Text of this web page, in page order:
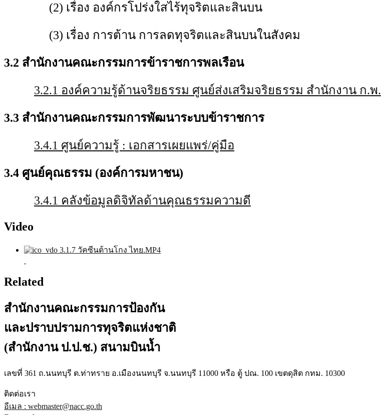
(2) เรื่อง องค์กรโปร่งใสไร้ทุจริตและสินบน
(3) เรื่อง การต้าน การลดทุจริตและสินบนในสังคม
3.2 สำนักงานคณะกรรมการข้าราชการพลเรือน
3.2.1 องค์ความรู้ด้านจริยธรรม ศูนย์ส่งเสริมจริยธรรม สำนักงาน ก.พ.
3.3 สำนักงานคณะกรรมการพัฒนาระบบข้าราชการ
3.4.1 ศูนย์ความรู้ : เอกสารเผยแพร่/คู่มือ
3.4 ศูนย์คุณธรรม (องค์การมหาชน)
3.4.1 คลังข้อมูลดิจิทัลด้านคุณธรรมความดี
Video
3.1.7 วัคซีนต้านโกง ไทย.MP4
Related
สำนักงานคณะกรรมการป้องกัน
และปราบปรามการทุจริตแห่งชาติ
(สำนักงาน ป.ป.ช.) สนามบินน้ำ
เลขที่ 361 ถ.นนทบุรี ต.ท่าทราย อ.เมืองนนทบุรี จ.นนทบุรี 11000 หรือ ตู้ ปณ. 100 เขตดุสิต กทม. 10300
ติดต่อเรา
อีเมล : webmaster@nacc.go.th